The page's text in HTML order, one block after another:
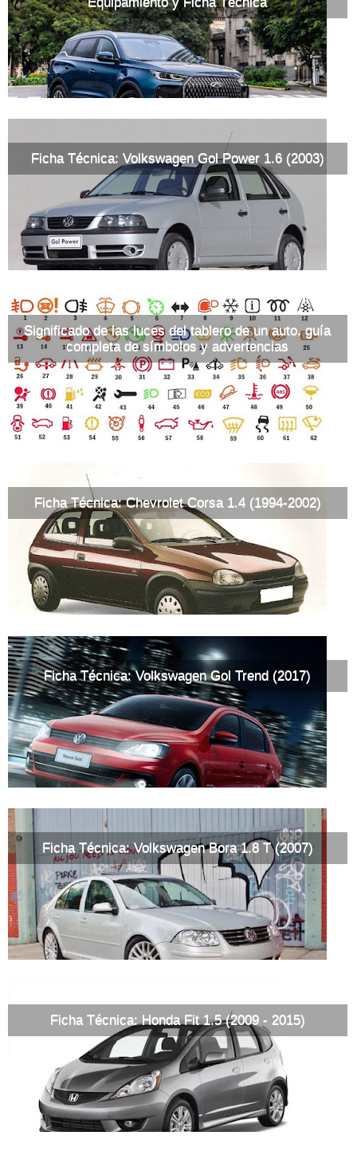
Ficha Técnica: Volkswagen Gol Power 1.6 (2003)
Significado de las luces del tablero de un auto, guía
completa de símbolos y advertencias
Ficha Técnica: Chevrolet Corsa 1.4 (1994-2002)
Ficha Técnica: Volkswagen Gol Trend (2017)
Ficha Técnica: Volkswagen Bora 1.8 T (2007)
Ficha Técnica: Honda Fit 1.5 (2009 - 2015)